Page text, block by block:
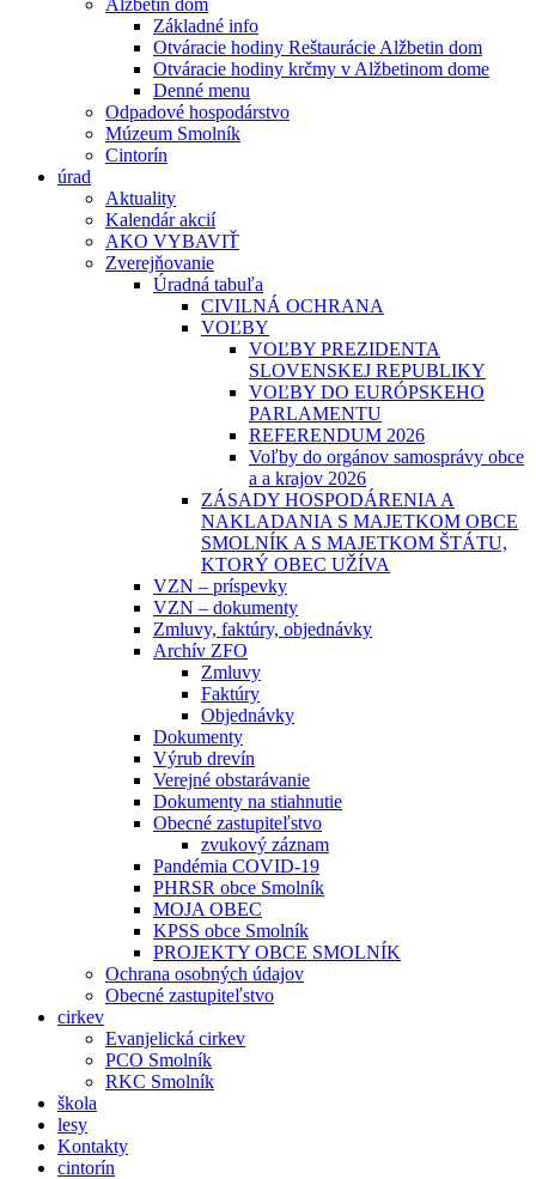
Alžbetin dom
Základné info
Otváracie hodiny Reštaurácie Alžbetin dom
Otváracie hodiny krčmy v Alžbetinom dome
Denné menu
Odpadové hospodárstvo
Múzeum Smolník
Cintorín
úrad
Aktuality
Kalendár akcií
AKO VYBAVIŤ
Zverejňovanie
Úradná tabuľa
CIVILNÁ OCHRANA
VOĽBY
VOĽBY PREZIDENTA
SLOVENSKEJ REPUBLIKY
VOĽBY DO EURÓPSKEHO
PARLAMENTU
REFERENDUM 2026
Voľby do orgánov samosprávy obce
a a krajov 2026
ZÁSADY HOSPODÁRENIA A
NAKLADANIA S MAJETKOM OBCE
SMOLNÍK A S MAJETKOM ŠTÁTU,
KTORÝ OBEC UŽÍVA
VZN – príspevky
VZN – dokumenty
Zmluvy, faktúry, objednávky
Archív ZFO
Zmluvy
Faktúry
Objednávky
Dokumenty
Výrub drevín
Verejné obstarávanie
Dokumenty na stiahnutie
Obecné zastupiteľstvo
zvukový záznam
Pandémia COVID-19
PHRSR obce Smolník
MOJA OBEC
KPSS obce Smolník
PROJEKTY OBCE SMOLNÍK
Ochrana osobných údajov
Obecné zastupiteľstvo
cirkev
Evanjelická cirkev
PCO Smolník
RKC Smolník
škola
lesy
Kontakty
cintorín